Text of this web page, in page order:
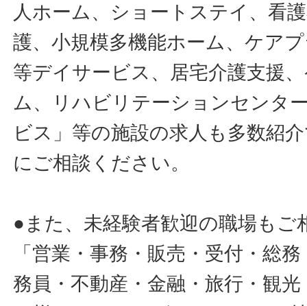
人ホーム、ショートステイ、看
護、小規模多機能ホーム、ケア
等デイサービス、居宅介護支援
ム、リハビリテーションセンタ
ビス」等の施設の求人も多数紹
にご相談ください。
●また、未経験者歓迎の職場もご
「営業・事務・販売・受付・総
務員・不動産・金融・旅行・観